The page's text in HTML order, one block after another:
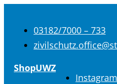
03182/7000 – 733
ShopUWZ
Instagram